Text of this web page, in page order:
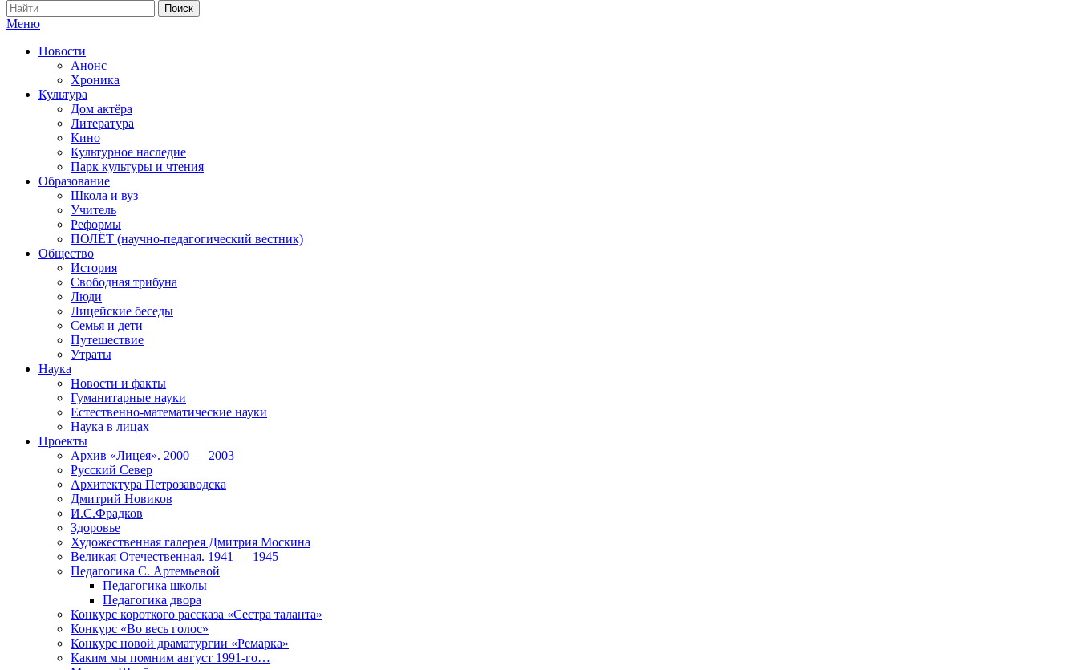
Меню
Новости
Анонс
Хроника
Культура
Дом актёра
Литература
Кино
Культурное наследие
Парк культуры и чтения
Образование
Школа и вуз
Учитель
Реформы
ПОЛЁТ (научно-педагогический вестник)
Общество
История
Свободная трибуна
Люди
Лицейские беседы
Семья и дети
Путешествие
Утраты
Наука
Новости и факты
Гуманитарные науки
Естественно-математические науки
Наука в лицах
Проекты
Архив «Лицея». 2000 — 2003
Русский Север
Архитектура Петрозаводска
Дмитрий Новиков
И.С.Фрадков
Здоровье
Художественная галерея Дмитрия Москина
Великая Отечественная. 1941 — 1945
Педагогика С. Артемьевой
Педагогика школы
Педагогика двора
Конкурс короткого рассказа «Сестра таланта»
Конкурс «Во весь голос»
Конкурс новой драматургии «Ремарка»
Каким мы помним август 1991-го…